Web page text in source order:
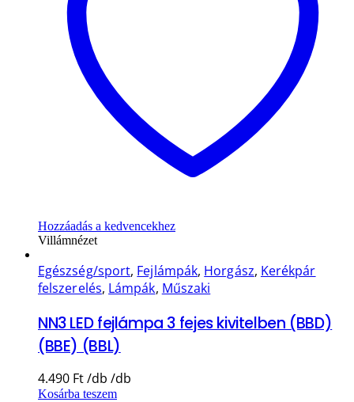
Hozzáadás a kedvencekhez
Villámnézet
Egészség/sport, Fejlámpák, Horgász, Kerékpár
felszerelés, Lámpák, Műszaki
NN3 LED fejlámpa 3 fejes kivitelben (BBD)
(BBE) (BBL)
4.490 Ft
Kosárba teszem